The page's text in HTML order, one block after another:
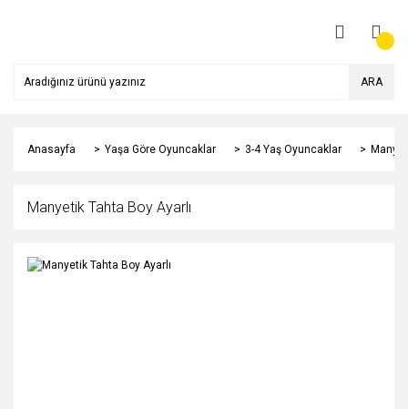
ARA
Anasayfa Yaşa Göre Oyuncaklar 3-4 Yaş Oyuncaklar
Manyetik Tahta Boy Ayarlı